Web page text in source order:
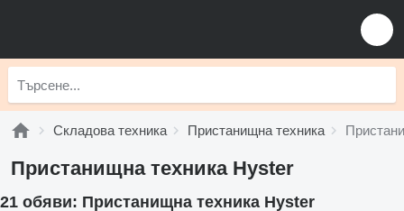
Складова техника Пристанищна техника
Пристанищна техника Hyster
21 обяви: Пристанищна техника Hyster